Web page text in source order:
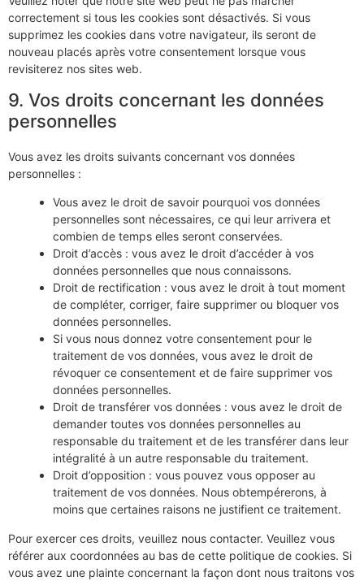
correctement si tous les cookies sont désactivés. Si vous
supprimez les cookies dans votre navigateur, ils seront de
nouveau placés après votre consentement lorsque vous
revisiterez nos sites web.
9. Vos droits concernant les données
personnelles
Vous avez les droits suivants concernant vos données
personnelles :
Vous avez le droit de savoir pourquoi vos données
personnelles sont nécessaires, ce qui leur arrivera et
combien de temps elles seront conservées.
Droit d’accès : vous avez le droit d’accéder à vos
données personnelles que nous connaissons.
Droit de rectification : vous avez le droit à tout moment
de compléter, corriger, faire supprimer ou bloquer vos
données personnelles.
Si vous nous donnez votre consentement pour le
traitement de vos données, vous avez le droit de
révoquer ce consentement et de faire supprimer vos
données personnelles.
Droit de transférer vos données : vous avez le droit de
demander toutes vos données personnelles au
responsable du traitement et de les transférer dans leur
intégralité à un autre responsable du traitement.
Droit d’opposition : vous pouvez vous opposer au
traitement de vos données. Nous obtempérerons, à
moins que certaines raisons ne justifient ce traitement.
Pour exercer ces droits, veuillez nous contacter. Veuillez vous
référer aux coordonnées au bas de cette politique de cookies. Si
vous avez une plainte concernant la façon dont nous traitons vos